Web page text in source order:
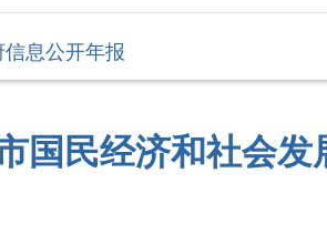
信息公开年报
国民经济和社会